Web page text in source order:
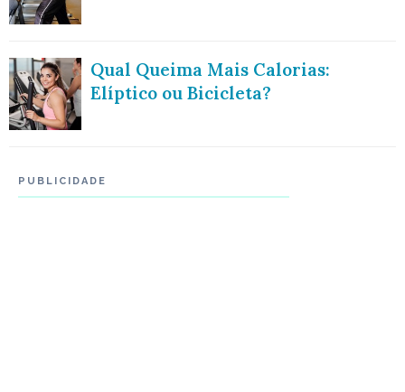
Qual Queima Mais Calorias:
Elíptico ou Bicicleta?
PUBLICIDADE